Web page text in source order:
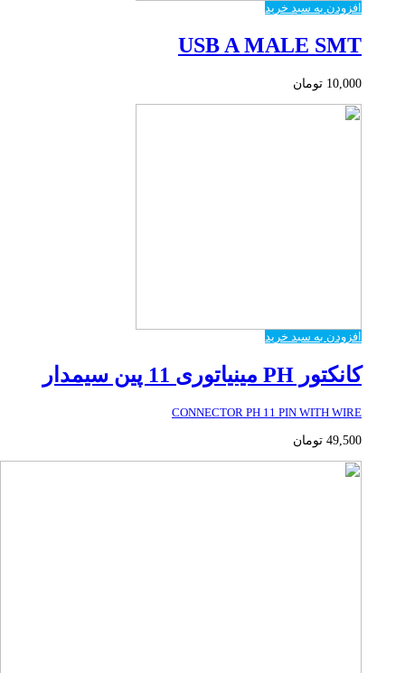
افزودن به سبد خرید
USB A MALE SMT
10,000 تومان
افزودن به سبد خرید
کانکتور PH مینیاتوری 11 پین سیمدار
CONNECTOR PH 11 PIN WITH WIRE
49,500 تومان